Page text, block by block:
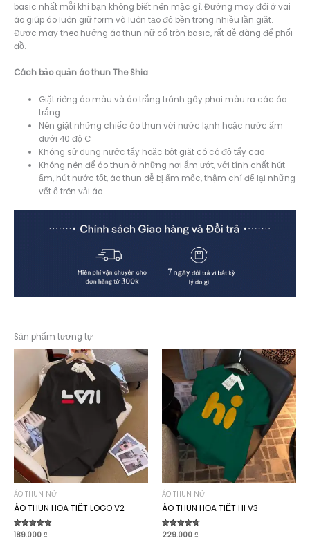
basic nhất mỗi khi bạn không biết nên mặc gì. Đường may đôi ở vai
áo giúp áo luôn giữ form và luôn tạo độ bền trong nhiều lần giặt.
Được may theo hướng áo thun nữ cổ tròn basic, rất dễ dàng để phối
đồ.
Cách bảo quản áo thun The Shia
Giặt riêng áo màu và áo trắng tránh gây phai màu ra các áo
trắng
Nên giặt những chiếc áo thun với nước lạnh hoặc nước ấm
dưới 40 độ C
Không sử dụng nước tẩy hoặc bột giặt có có độ tẩy cao
Không nên để áo thun ở những nơi ẩm ướt, với tính chất hút
ẩm, hút nước tốt, áo thun dễ bị ẩm mốc, thậm chí để lại những
vết ố trên vải áo.
Sản phẩm tương tự
ÁO THUN NỮ
ÁO THUN HỌA TIẾT LOGO V2
Được xếp
189.000 ₫
ÁO THUN NỮ
ÁO THUN HỌA TIẾT HI V3
Được xếp
229.000 ₫